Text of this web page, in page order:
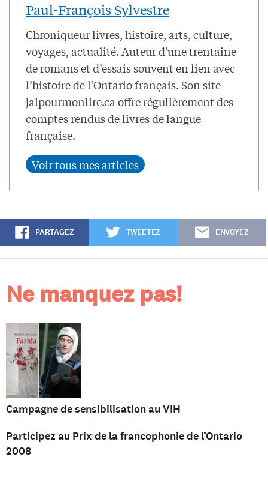
Paul-François Sylvestre
Chroniqueur livres, histoire, arts, culture,
voyages, actualité. Auteur d'une trentaine
de romans et d’essais souvent en lien avec
l’histoire de l’Ontario français. Son site
jaipourmonlire.ca offre régulièrement des
comptes rendus de livres de langue
française.
PARTAGEZ TWEETEZ ENVOYEZ
Ne manquez pas!
Campagne de sensibilisation au VIH
Participez au Prix de la francophonie de l’Ontario
2008